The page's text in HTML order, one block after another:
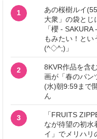
1
あの桜樹ルイ
大衆」の袋とじ
「櫻 -
もみたい！とい
(^◇^;)」
2
8KVR作品を含
画が「春のパン
(水)朝9:59まで
ん
3
「FRUITS
なが待望の初水
イ」でメリハリ